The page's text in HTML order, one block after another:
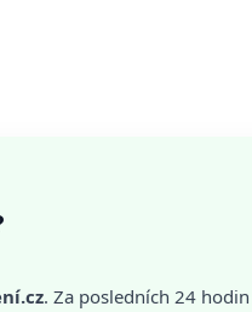
. Za posledních 24